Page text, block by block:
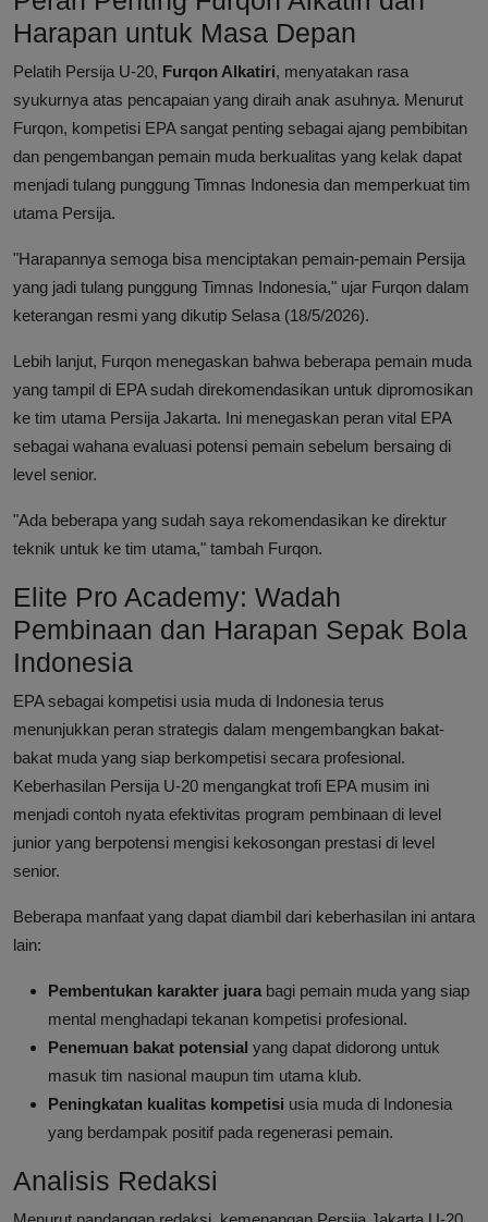
Harapan untuk Masa Depan
Pelatih Persija U-20, Furqon Alkatiri, menyatakan rasa
syukurnya atas pencapaian yang diraih anak asuhnya. Menurut
Furqon, kompetisi EPA sangat penting sebagai ajang pembibitan
dan pengembangan pemain muda berkualitas yang kelak dapat
menjadi tulang punggung Timnas Indonesia dan memperkuat tim
utama Persija.
"Harapannya semoga bisa menciptakan pemain-pemain Persija
yang jadi tulang punggung Timnas Indonesia," ujar Furqon dalam
keterangan resmi yang dikutip Selasa (18/5/2026).
Lebih lanjut, Furqon menegaskan bahwa beberapa pemain muda
yang tampil di EPA sudah direkomendasikan untuk dipromosikan
ke tim utama Persija Jakarta. Ini menegaskan peran vital EPA
sebagai wahana evaluasi potensi pemain sebelum bersaing di
level senior.
"Ada beberapa yang sudah saya rekomendasikan ke direktur
teknik untuk ke tim utama," tambah Furqon.
Elite Pro Academy: Wadah
Pembinaan dan Harapan Sepak Bola
Indonesia
EPA sebagai kompetisi usia muda di Indonesia terus
menunjukkan peran strategis dalam mengembangkan bakat-
bakat muda yang siap berkompetisi secara profesional.
Keberhasilan Persija U-20 mengangkat trofi EPA musim ini
menjadi contoh nyata efektivitas program pembinaan di level
junior yang berpotensi mengisi kekosongan prestasi di level
senior.
Beberapa manfaat yang dapat diambil dari keberhasilan ini antara
lain:
Pembentukan karakter juara bagi pemain muda yang siap
mental menghadapi tekanan kompetisi profesional.
Penemuan bakat potensial yang dapat didorong untuk
masuk tim nasional maupun tim utama klub.
Peningkatan kualitas kompetisi usia muda di Indonesia
yang berdampak positif pada regenerasi pemain.
Analisis Redaksi